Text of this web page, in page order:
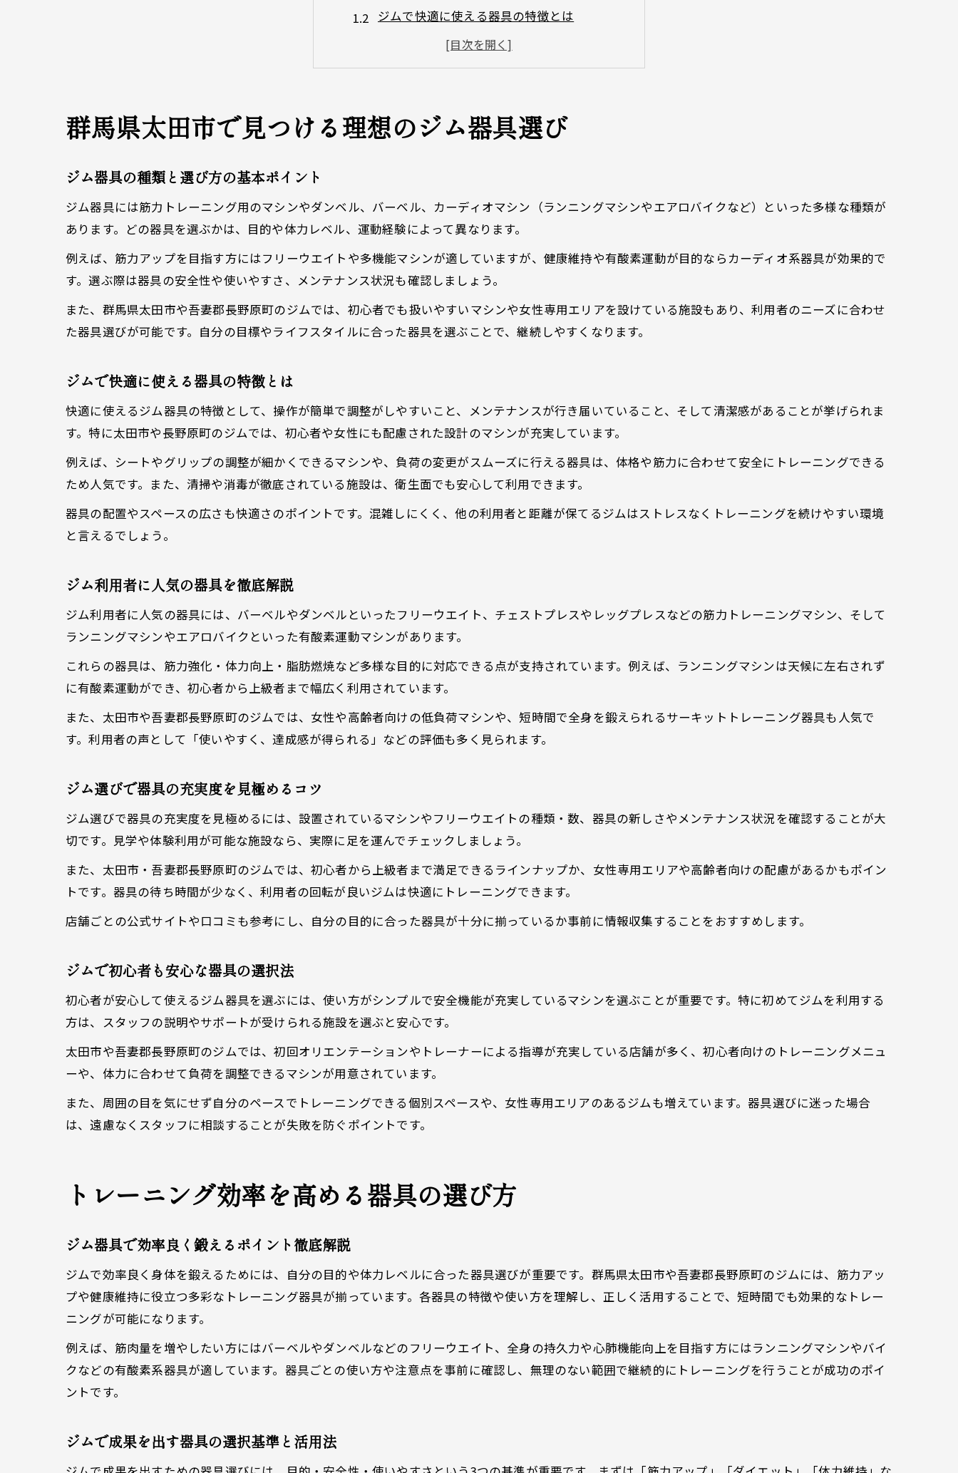
ジムで快適に使える器具の特徴とは
ジム利用者に人気の器具を徹底解説
ジム選びで器具の充実度を見極めるコツ
トレーニング効率を高める器具の選び方
ジム器具で効率良く鍛えるポイント徹底解説
ジムの器具を目的別に使い分ける方法
ジムで体力アップに役立つ器具の特徴
吾妻郡長野原町で快適なジム利用体験を
ジムの器具充実度が快適さを左右する理由
ジムでの利用体験を高める器具の選び方
ジム設備の使いやすさをチェックしよう
初心者に優しいジムの器具活用術
ジム初心者が安心して使える器具紹介
ジムのサポート体制と器具利用のコツ
ジム器具の使い方を学ぶポイントまとめ
ジムで失敗しない器具選びの基本知識
ジムで選びたい健康志向の器具特集
ジム器具の機能と健康維持の関係性
ジムで無理なく続けられる器具の選び方
ジムで健康をサポートする器具選定術
目的別に選ぶジム器具のポイント解説
ジムの目的別おすすめ器具徹底解説
ジム選びで目的に合う器具を見極める方法
ジム器具の目的別活用アイデアまとめ
群馬県太田市で見つける理想のジム器具選び
ジム器具の種類と選び方の基本ポイント
ジム器具には筋力トレーニング用のマシンやダンベル、バーベル、カーディオマシン（ランニングマシンやエアロバイクなど）といった多様な種類が
あります。どの器具を選ぶかは、目的や体力レベル、運動経験によって異なります。
例えば、筋力アップを目指す方にはフリーウエイトや多機能マシンが適していますが、健康維持や有酸素運動が目的ならカーディオ系器具が効果的で
す。選ぶ際は器具の安全性や使いやすさ、メンテナンス状況も確認しましょう。
また、群馬県太田市や吾妻郡長野原町のジムでは、初心者でも扱いやすいマシンや女性専用エリアを設けている施設もあり、利用者のニーズに合わせ
た器具選びが可能です。自分の目標やライフスタイルに合った器具を選ぶことで、継続しやすくなります。
ジムで快適に使える器具の特徴とは
快適に使えるジム器具の特徴として、操作が簡単で調整がしやすいこと、メンテナンスが行き届いていること、そして清潔感があることが挙げられま
す。特に太田市や長野原町のジムでは、初心者や女性にも配慮された設計のマシンが充実しています。
例えば、シートやグリップの調整が細かくできるマシンや、負荷の変更がスムーズに行える器具は、体格や筋力に合わせて安全にトレーニングできる
ため人気です。また、清掃や消毒が徹底されている施設は、衛生面でも安心して利用できます。
器具の配置やスペースの広さも快適さのポイントです。混雑しにくく、他の利用者と距離が保てるジムはストレスなくトレーニングを続けやすい環境
と言えるでしょう。
ジム利用者に人気の器具を徹底解説
ジム利用者に人気の器具には、バーベルやダンベルといったフリーウエイト、チェストプレスやレッグプレスなどの筋力トレーニングマシン、そして
ランニングマシンやエアロバイクといった有酸素運動マシンがあります。
これらの器具は、筋力強化・体力向上・脂肪燃焼など多様な目的に対応できる点が支持されています。例えば、ランニングマシンは天候に左右されず
に有酸素運動ができ、初心者から上級者まで幅広く利用されています。
また、太田市や吾妻郡長野原町のジムでは、女性や高齢者向けの低負荷マシンや、短時間で全身を鍛えられるサーキットトレーニング器具も人気で
す。利用者の声として「使いやすく、達成感が得られる」などの評価も多く見られます。
ジム選びで器具の充実度を見極めるコツ
ジム選びで器具の充実度を見極めるには、設置されているマシンやフリーウエイトの種類・数、器具の新しさやメンテナンス状況を確認することが大
切です。見学や体験利用が可能な施設なら、実際に足を運んでチェックしましょう。
また、太田市・吾妻郡長野原町のジムでは、初心者から上級者まで満足できるラインナップか、女性専用エリアや高齢者向けの配慮があるかもポイン
トです。器具の待ち時間が少なく、利用者の回転が良いジムは快適にトレーニングできます。
店舗ごとの公式サイトや口コミも参考にし、自分の目的に合った器具が十分に揃っているか事前に情報収集することをおすすめします。
ジムで初心者も安心な器具の選択法
初心者が安心して使えるジム器具を選ぶには、使い方がシンプルで安全機能が充実しているマシンを選ぶことが重要です。特に初めてジムを利用する
方は、スタッフの説明やサポートが受けられる施設を選ぶと安心です。
太田市や吾妻郡長野原町のジムでは、初回オリエンテーションやトレーナーによる指導が充実している店舗が多く、初心者向けのトレーニングメニュ
ーや、体力に合わせて負荷を調整できるマシンが用意されています。
また、周囲の目を気にせず自分のペースでトレーニングできる個別スペースや、女性専用エリアのあるジムも増えています。器具選びに迷った場合
は、遠慮なくスタッフに相談することが失敗を防ぐポイントです。
トレーニング効率を高める器具の選び方
ジム器具で効率良く鍛えるポイント徹底解説
ジムで効率良く身体を鍛えるためには、自分の目的や体力レベルに合った器具選びが重要です。群馬県太田市や吾妻郡長野原町のジムには、筋力アッ
プや健康維持に役立つ多彩なトレーニング器具が揃っています。各器具の特徴や使い方を理解し、正しく活用することで、短時間でも効果的なトレー
ニングが可能になります。
例えば、筋肉量を増やしたい方にはバーベルやダンベルなどのフリーウエイト、全身の持久力や心肺機能向上を目指す方にはランニングマシンやバイ
クなどの有酸素系器具が適しています。器具ごとの使い方や注意点を事前に確認し、無理のない範囲で継続的にトレーニングを行うことが成功のポイ
ントです。
ジムで成果を出す器具の選択基準と活用法
漫画はこちら
漫画はこちら